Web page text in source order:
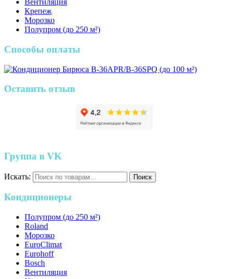
Вентиляция
Крепеж
Морозко
Полупром (до 250 м²)
Способы оплаты
Оставить отзыв
Группа в VK
Искать: Поиск
Кондиционеры
Полупром (до 250 м²)
Roland
Морозко
EuroClimat
Eurohoff
Bosch
Вентиляция